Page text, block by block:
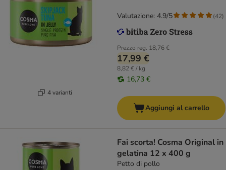
4 varianti
Prezzo reg. 18,76 €
17,99 €
8,82 € / kg
16,73 €
Valutazione: 4.9/5 (42)
Aggiungi al carrello
Fai scorta! Cosma Original in
gelatina 12 x 400 g
Petto di pollo